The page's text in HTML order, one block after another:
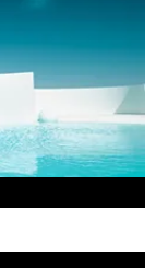
meritlista och är